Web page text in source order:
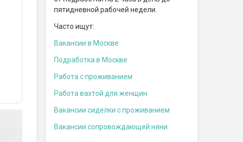
пятидневной рабочей недели.
Часто ищут:
Вакансии в Москве
Подработка в Москве
Работа с проживанием
Работа вахтой для женщин
Вакансии сиделки с проживанием
Вакансии сопровождающей няни